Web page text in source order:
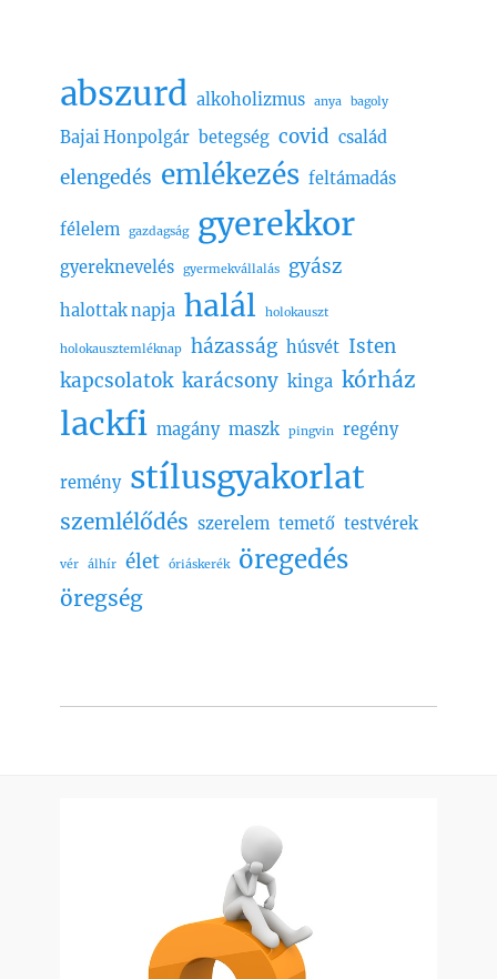
abszurd alkoholizmus anya bagoly
Bajai Honpolgár betegség covid család
elengedés emlékezés feltámadás
félelem gazdagság gyerekkor
gyereknevelés gyermekvállalás gyász
halottak napja halál holokauszt
holokausztemléknap házasság húsvét Isten
kapcsolatok karácsony kinga kórház
lackfi magány maszk pingvin regény
remény stílusgyakorlat
szemlélődés szerelem temető testvérek
vér álhír élet óriáskerék öregedés
öregség